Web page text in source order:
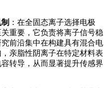
：在全固态离子选择电极
重要，它负责将离子信号稳
前沿集中在构建具有混合电
亲脂性阴离子在特定材料表
转导，从而显著提升传感界